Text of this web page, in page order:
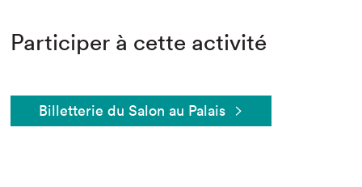
Participer à cette activité
Billetterie du Salon au Palais